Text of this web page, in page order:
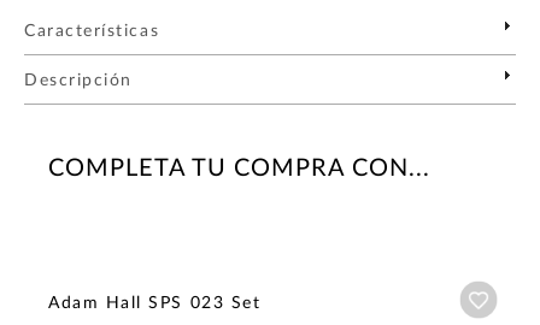
Características
Descripción
COMPLETA TU COMPRA CON...
Adam Hall SPS 023 Set